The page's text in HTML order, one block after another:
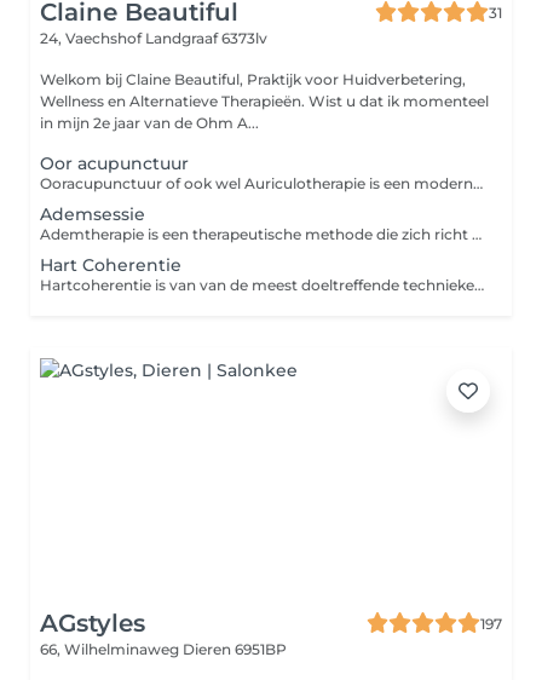
Claine Beautiful
31
24, Vaechshof Landgraaf 6373lv
Welkom bij Claine Beautiful, Praktijk voor Huidverbetering,
Wellness en Alternatieve Therapieën. Wist u dat ik momenteel
in mijn 2e jaar van de Ohm A...
Oor acupunctuur
Ooracupunctuur of ook wel Auriculotherapie is een moderne westerse manier van acupunctuur en bestaat uit het aanbieden van prikkels aan het oor om het zelfregulerende of zelf genezende vermogen van het lichaam te bevorderen. Tijdens de behandeling worden fijne naaldjes, bolletjes of magneetjes in uw oren geplaats. Deze behandeling wordt als pijnloos ervaren. Ooracupunctuur kan worden ingezet voor een breed scala aan klachten en is bijzonder effectief gebleken bij het reduceren van pijnklachten. Een kort overzicht van behandelbare klachten: Hoofdpijn (spanningshoofdpijn, migraine) / Burn-out en andere stress gerelateerde klachten / Overgangsklachten Vermoeidheidklachten / Nek- en schouderklachten / Tenniselleboog / golferselleboog / Rugklachten Heupklachten / Knieklachten / Sportblessures / Eczeem / Allergie / hooikoorts / Maag- en darmklachten / Ondersteuning bij afvallen / Ondersteuning bij stoppen met roken.
Ademsessie
Ademtherapie is een therapeutische methode die zich richt op bewust en correct ademhalen. Bij langdurige stress raakt je ademhaling langzaam ontregeld. Op een bijna onmerkbare manier begin je steeds oppervlakkiger en minder efficiënt te ademen. Dit kost je lichaam onnodig veel energie en kan voor verschillende spanningsklachten. Tijdens een ademsessie leer je je eigen adempatronen herkennen en hoe je op een juiste manier gebruik maakt van verschillende ademhalingsgebieden. Je leert stresssignalen van je lichaam herkennen. Het is een therapievorm die vaak wordt aangewend als ontspanningstherapie. Je leert je te ontspannen, rustig te blijven in stressvolle situaties en je emoties los te laten.
Hart Coherentie
Hartcoherentie is van van de meest doeltreffende technieken voor het beheersen van stress en emoties. De methode is gebaseerd op een eenvoudig en effectief fysiologisch principe: door op een bepaalde manier te ademen, synchroniseren je ademhalingsritme en je hartslag. De sessie bestaat uit praktische oefeningen die zijn bedoeld om zelfstandig toe te passen, zodat je van hartcoherentie een instrument maakt dat je zal vergezellen in veel situaties in je leven. Basistechnieken ademhaling, stress controle, concentratie verbetering, zelfvertrouwen verbeteren, hartcoherentie oefeningen voor kinderen.
AGstyles
197
66, Wilhelminaweg Dieren 6951BP